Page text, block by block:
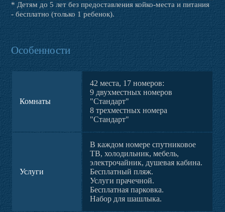
* Детям до 5 лет без предоставления койко-места и питания
- бесплатно (только 1 ребенок).
Особенности
Комнаты
42 места, 17 номеров:
9 двухместных номеров
"Стандарт"
8 трехместных номера
"Стандарт"
Услуги
В каждом номере спутниковое
ТВ, холодильник, мебель,
электрочайник, душевая кабина.
Бесплатный пляж.
Услуги прачечной.
Бесплатная парковка.
Набор для шашлыка.